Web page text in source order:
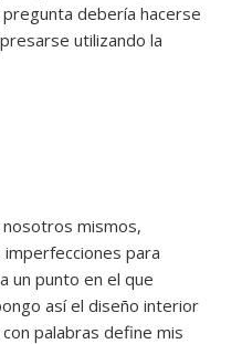
debería hacerse
utilizando la
mismos,
para
un punto en el que
así el diseño interior
palabras define mis